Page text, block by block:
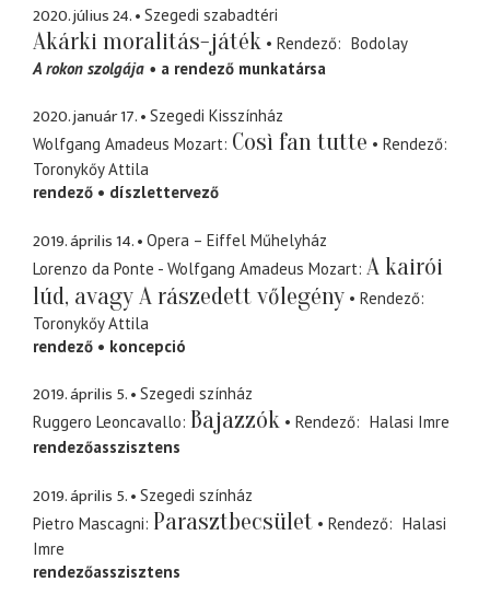
2020. július 24. Szegedi szabadtéri
Akárki moralitás-játék Rendező
Bodolay
A rokon szolgája
a rendező munkatársa
2020. január 17.
Szegedi Kisszínház
Wolfgang Amadeus Mozart Così fan tutte
Rendező
Toronykőy Attila
rendező
díszlettervező
2019. április 14.
Opera – Eiffel Műhelyház
Lorenzo da Ponte - Wolfgang Amadeus Mozart A kairói
lúd, avagy A rászedett vőlegény
Rendező
Toronykőy Attila
rendező
koncepció
2019. április 5.
Szegedi színház
Ruggero Leoncavallo Bajazzók Rendező
Halasi Imre
rendezőasszisztens
2019. április 5.
Szegedi színház
Pietro Mascagni Parasztbecsület Rendező
Halasi
Imre
rendezőasszisztens